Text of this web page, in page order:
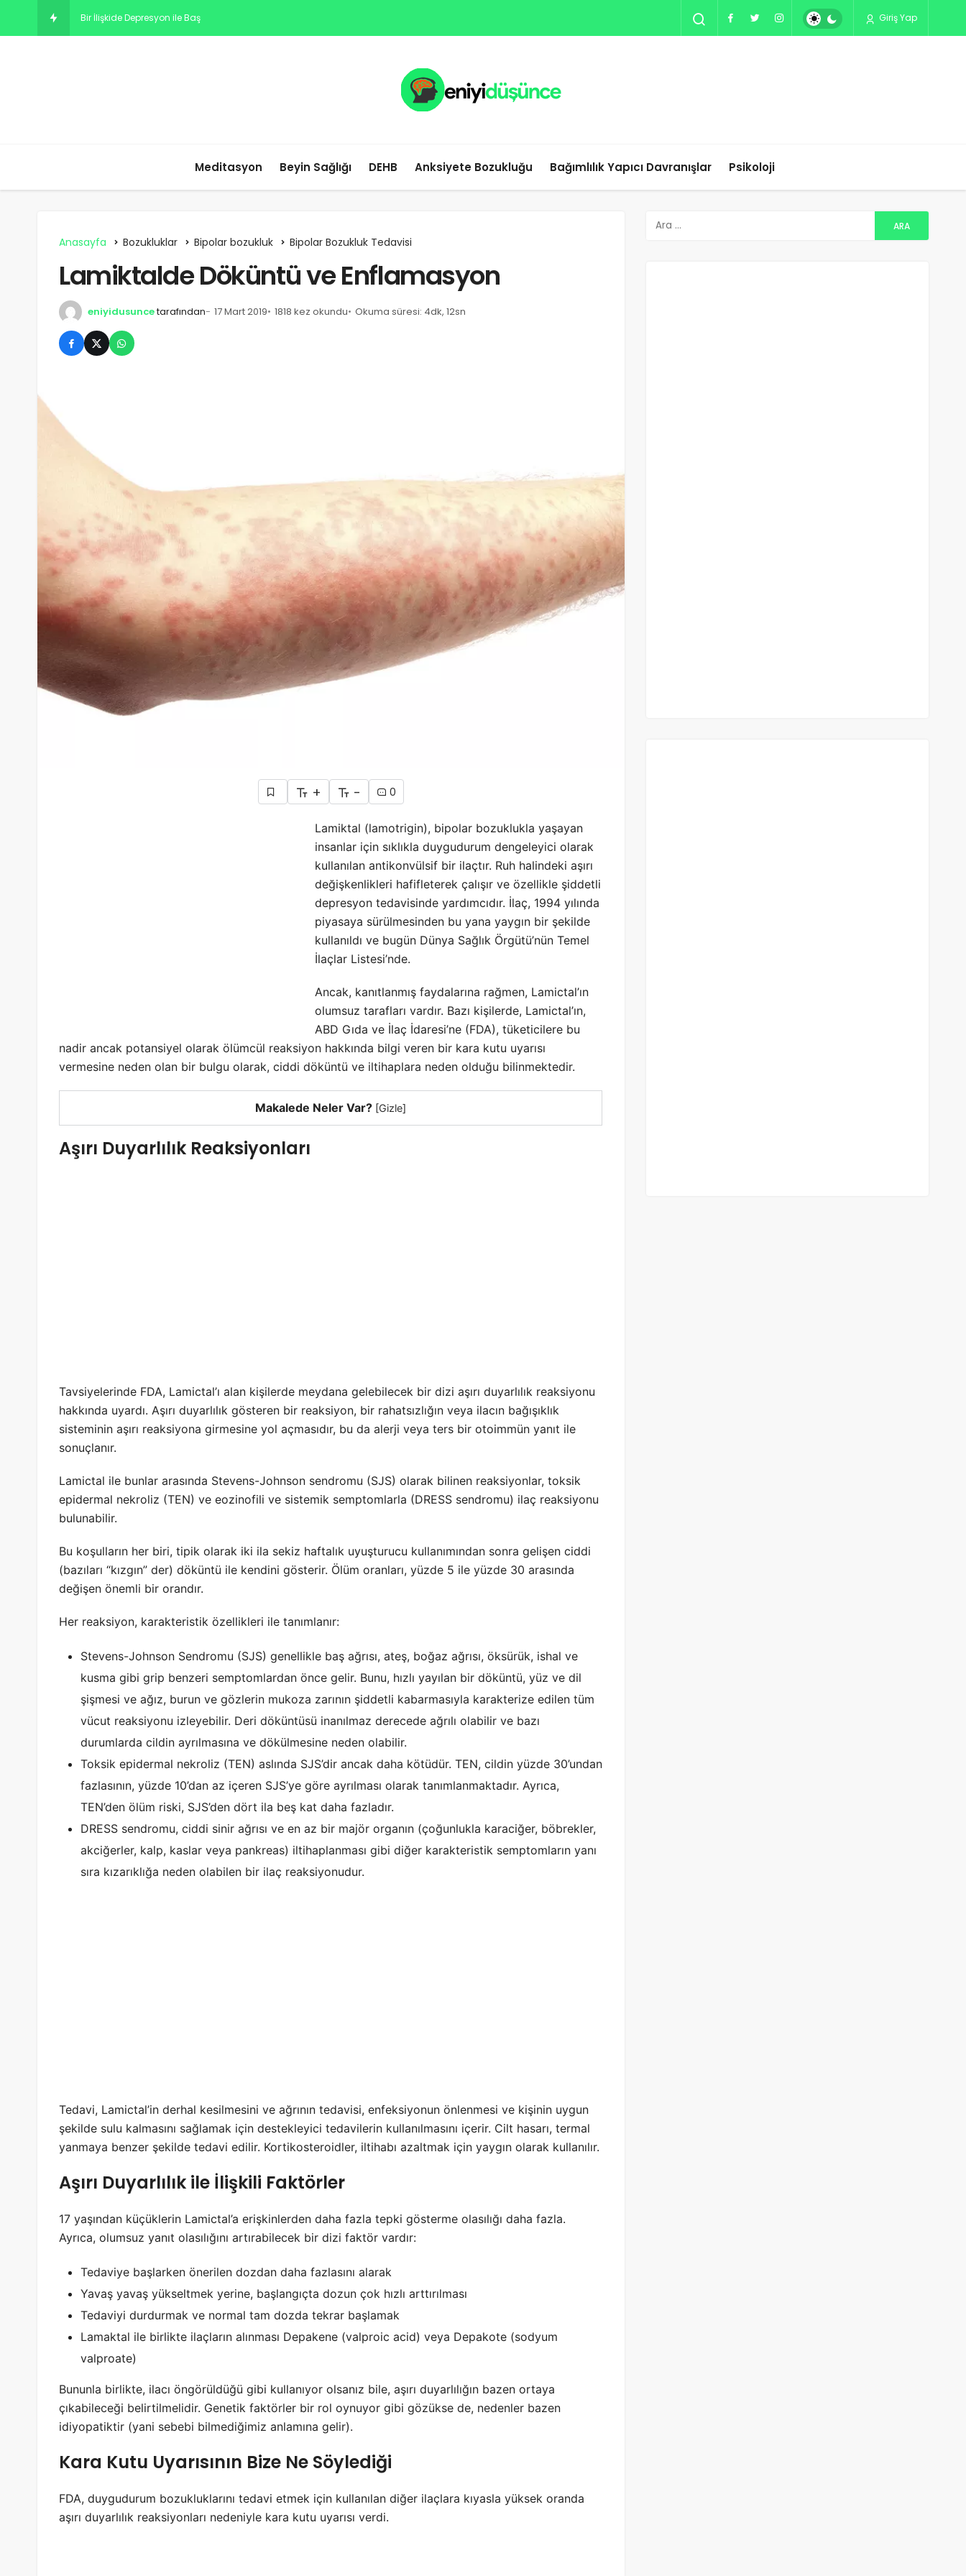
Bir İlişkide Depresyon ile Başa Çıkmak İçin En İyi İpuçları Giriş Yap
Meditasyon Beyin Sağlığı DEHB Anksiyete Bozukluğu Bağımlılık Yapıcı Davranışlar Psikoloji
Anasayfa Bozukluklar Bipolar bozukluk Bipolar Bozukluk Tedavisi
Lamiktalde Döküntü ve Enflamasyon
eniyidusuncetarafından 17 Mart 2019 1818 kez okundu Okuma süresi: 4dk, 12sn
+ - 0
Lamiktal (lamotrigin), bipolar bozuklukla yaşayan
insanlar için sıklıkla duygudurum dengeleyici olarak
kullanılan antikonvülsif bir ilaçtır. Ruh halindeki aşırı
değişkenlikleri hafifleterek çalışır ve özellikle şiddetli
depresyon tedavisinde yardımcıdır. İlaç, 1994 yılında
piyasaya sürülmesinden bu yana yaygın bir şekilde
kullanıldı ve bugün Dünya Sağlık Örgütü’nün Temel
İlaçlar Listesi’nde.
Ancak, kanıtlanmış faydalarına rağmen, Lamictal’ın
olumsuz tarafları vardır. Bazı kişilerde, Lamictal’ın,
ABD Gıda ve İlaç İdaresi’ne (FDA), tüketicilere bu
nadir ancak potansiyel olarak ölümcül reaksiyon hakkında bilgi veren bir kara kutu uyarısı
vermesine neden olan bir bulgu olarak, ciddi döküntü ve iltihaplara neden olduğu bilinmektedir.
Makalede Neler Var? [Gizle]
Aşırı Duyarlılık Reaksiyonları
Tavsiyelerinde FDA, Lamictal’ı alan kişilerde meydana gelebilecek bir dizi aşırı duyarlılık reaksiyonu
hakkında uyardı. Aşırı duyarlılık gösteren bir reaksiyon, bir rahatsızlığın veya ilacın bağışıklık
sisteminin aşırı reaksiyona girmesine yol açmasıdır, bu da alerji veya ters bir otoimmün yanıt ile
sonuçlanır.
Lamictal ile bunlar arasında Stevens-Johnson sendromu (SJS) olarak bilinen reaksiyonlar, toksik
epidermal nekroliz (TEN) ve eozinofili ve sistemik semptomlarla (DRESS sendromu) ilaç reaksiyonu
bulunabilir.
Bu koşulların her biri, tipik olarak iki ila sekiz haftalık uyuşturucu kullanımından sonra gelişen ciddi
(bazıları “kızgın” der) döküntü ile kendini gösterir. Ölüm oranları, yüzde 5 ile yüzde 30 arasında
değişen önemli bir orandır.
Her reaksiyon, karakteristik özellikleri ile tanımlanır:
Stevens-Johnson Sendromu (SJS) genellikle baş ağrısı, ateş, boğaz ağrısı, öksürük, ishal ve
kusma gibi grip benzeri semptomlardan önce gelir. Bunu, hızlı yayılan bir döküntü, yüz ve dil
şişmesi ve ağız, burun ve gözlerin mukoza zarının şiddetli kabarmasıyla karakterize edilen tüm
vücut reaksiyonu izleyebilir. Deri döküntüsü inanılmaz derecede ağrılı olabilir ve bazı
durumlarda cildin ayrılmasına ve dökülmesine neden olabilir.
Toksik epidermal nekroliz (TEN) aslında SJS’dir ancak daha kötüdür. TEN, cildin yüzde 30’undan
fazlasının, yüzde 10’dan az içeren SJS’ye göre ayrılması olarak tanımlanmaktadır. Ayrıca,
TEN’den ölüm riski, SJS’den dört ila beş kat daha fazladır.
DRESS sendromu, ciddi sinir ağrısı ve en az bir majör organın (çoğunlukla karaciğer, böbrekler,
akciğerler, kalp, kaslar veya pankreas) iltihaplanması gibi diğer karakteristik semptomların yanı
sıra kızarıklığa neden olabilen bir ilaç reaksiyonudur.
Tedavi, Lamictal’in derhal kesilmesini ve ağrının tedavisi, enfeksiyonun önlenmesi ve kişinin uygun
şekilde sulu kalmasını sağlamak için destekleyici tedavilerin kullanılmasını içerir. Cilt hasarı, termal
yanmaya benzer şekilde tedavi edilir. Kortikosteroidler, iltihabı azaltmak için yaygın olarak kullanılır.
Aşırı Duyarlılık ile İlişkili Faktörler
17 yaşından küçüklerin Lamictal’a erişkinlerden daha fazla tepki gösterme olasılığı daha fazla.
Ayrıca, olumsuz yanıt olasılığını artırabilecek bir dizi faktör vardır:
Tedaviye başlarken önerilen dozdan daha fazlasını alarak
Yavaş yavaş yükseltmek yerine, başlangıçta dozun çok hızlı arttırılması
Tedaviyi durdurmak ve normal tam dozda tekrar başlamak
Lamaktal ile birlikte ilaçların alınması Depakene (valproic acid) veya Depakote (sodyum
valproate)
Bununla birlikte, ilacı öngörüldüğü gibi kullanıyor olsanız bile, aşırı duyarlılığın bazen ortaya
çıkabileceği belirtilmelidir. Genetik faktörler bir rol oynuyor gibi gözükse de, nedenler bazen
idiyopatiktir (yani sebebi bilmediğimiz anlamına gelir).
Kara Kutu Uyarısının Bize Ne Söylediği
FDA, duygudurum bozukluklarını tedavi etmek için kullanılan diğer ilaçlara kıyasla yüksek oranda
aşırı duyarlılık reaksiyonları nedeniyle kara kutu uyarısı verdi.